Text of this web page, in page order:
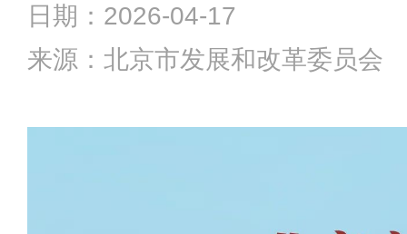
日期：2026-04-17
来源：北京市发展和改革委员会